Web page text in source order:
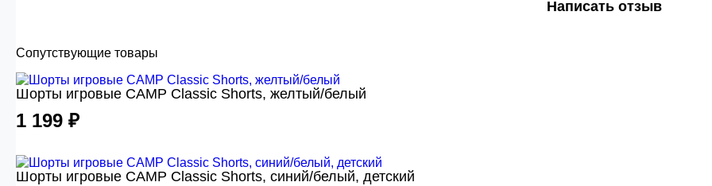
Написать отзыв
Сопутствующие товары
Шорты игровые CAMP Classic Shorts, желтый/белый
1 199 ₽
Шорты игровые CAMP Classic Shorts, синий/белый, детский